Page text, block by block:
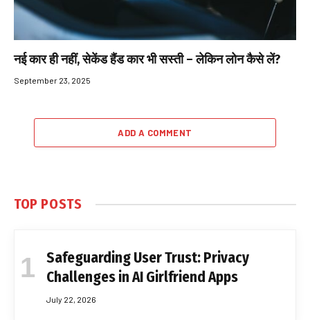
नई कार ही नहीं, सेकेंड हैंड कार भी सस्ती – लेकिन लोन कैसे लें?
September 23, 2025
ADD A COMMENT
TOP POSTS
Safeguarding User Trust: Privacy
Challenges in AI Girlfriend Apps
July 22, 2026